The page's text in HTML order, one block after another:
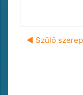
◀︎ Szülő